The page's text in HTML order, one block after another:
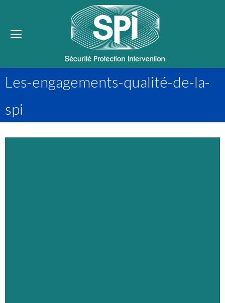
Les-engagements-qualité-de-la-
spi